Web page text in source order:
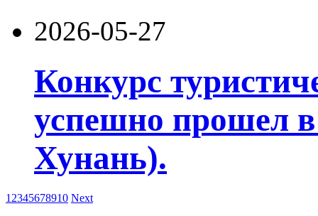
2026-05-27
Конкурс
успешно прошел
Хунань).
1 2345678910 Next